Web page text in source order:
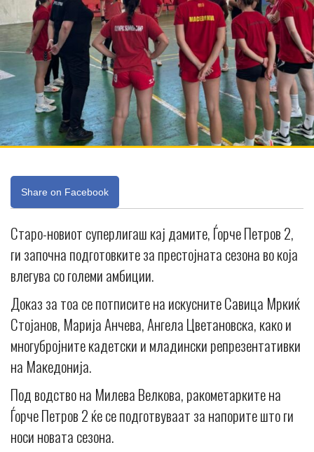
Share on Facebook
Старо-новиот суперлигаш кај дамите, Ѓорче Петров 2,
ги започна подготовките за престојната сезона во која
влегува со големи амбиции.
Доказ за тоа се потписите на искусните Савица Мркиќ
Стојанов, Марија Анчева, Ангела Цветановска, како и
многубројните кадетски и младински репрезентативки
на Македонија.
Под водство на Милева Велкова, ракометарките на
Ѓорче Петров 2 ќе се подготвуваат за напорите што ги
носи новата сезона.